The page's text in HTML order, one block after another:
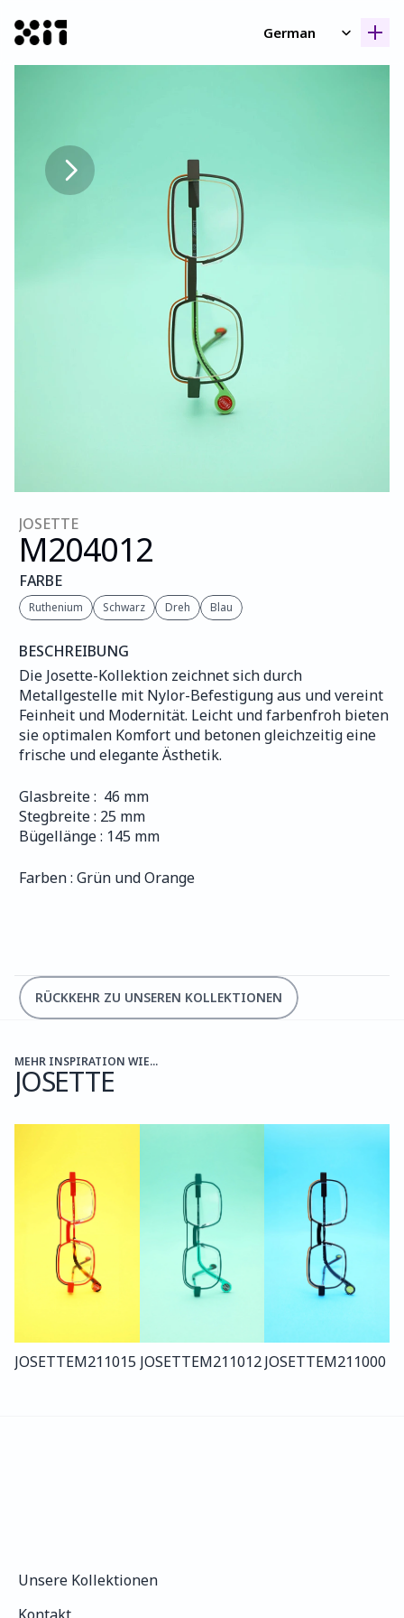
German
JOSETTE
M204012
FARBE
Ruthenium Schwarz Dreh Blau
BESCHREIBUNG
Die Josette-Kollektion zeichnet sich durch
Metallgestelle mit Nylor-Befestigung aus und vereint
Feinheit und Modernität. Leicht und farbenfroh bieten
sie optimalen Komfort und betonen gleichzeitig eine
frische und elegante Ästhetik.
Glasbreite :  46 mm
Stegbreite : 25 mm
Bügellänge : 145 mm
Farben : Grün und Orange
RÜCKKEHR ZU UNSEREN KOLLEKTIONEN
MEHR INSPIRATION WIE...
JOSETTE
JOSETTEM211015 JOSETTEM211012JOSETTEM211000
Unsere Kollektionen